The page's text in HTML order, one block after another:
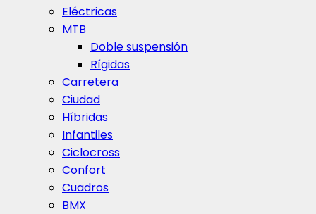
Eléctricas
MTB
Doble suspensión
Rígidas
Carretera
Ciudad
Híbridas
Infantiles
Ciclocross
Confort
Cuadros
BMX